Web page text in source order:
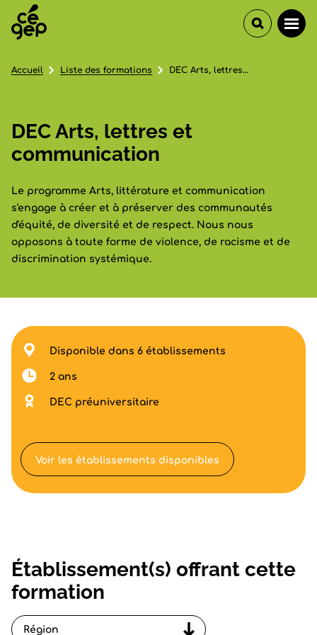
DEC Arts, lettres et
communication
Le programme Arts, littérature et communication
s'engage à créer et à préserver des communautés
d'équité, de diversité et de respect. Nous nous
opposons à toute forme de violence, de racisme et de
discrimination systémique.
Accueil Liste des formations DEC Arts, lettres et communication
Disponible dans 6 établissements
2 ans
DEC préuniversitaire
Voir les établissements disponibles
Établissement(s) offrant cette
formation